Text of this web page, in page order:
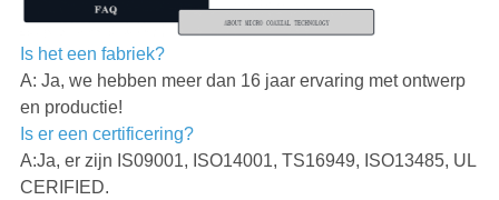
Is het een fabriek?
A: Ja, we hebben meer dan 16 jaar ervaring met ontwerp
en productie!
Is er een certificering?
A:Ja, er zijn IS09001, ISO14001, TS16949, ISO13485, UL
CERIFIED.